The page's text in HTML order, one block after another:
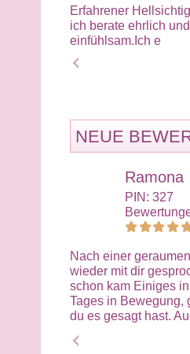
Erfahrener
ich berate ehrlich und
einfühlsam.Ich e
NEUE
Ramona
PIN: 327
Nach einer
wieder mit dir
schon kam Einiges
Tages in Bewegung,
du es gesagt hast.
Top